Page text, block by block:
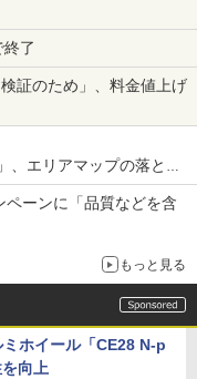
了
証のため」、料金値上げ
、エリアマップの落とし
ーンに「品質などを含
もっと見る
ホイール「CE28 N-p
向上